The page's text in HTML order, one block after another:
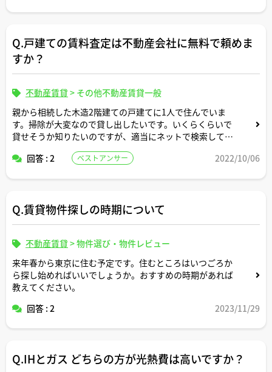
Q.戸建ての賃料査定は不動産会社に無料で頼めま
すか？
不動産賃貸 > その他不動産賃貸一般
親から相続した木造2階建ての戸建てに1人で住んでいま
す。掃除が大変なので貸し出したいです。いくらくらいで
貸せそうか知りたいのですが、適当にネットで検索して出
無料で賃料査定してもらえますか？
回答 : 2 ベストアンサー 2022/10/06
Q.賃貸物件探しの時期について
不動産賃貸 >物件選び・物件レビュー
来年春から東京に住む予定です。住むところはいつごろか
ら探し始めればいいでしょうか。おすすめの時期があれば
教えてください。
回答 : 2
2023/11/29
Q.IHとガス どちらの方が光熱費は高いですか？